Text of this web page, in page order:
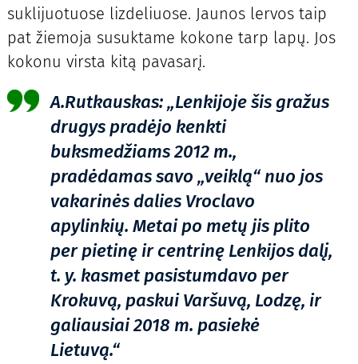
suklijuotuose lizdeliuose. Jaunos lervos taip
pat žiemoja susuktame kokone tarp lapų. Jos
kokonu virsta kitą pavasarį.
A.Rutkauskas: „Lenkijoje šis gražus
drugys pradėjo kenkti
buksmedžiams 2012 m.,
pradėdamas savo „veiklą“ nuo jos
vakarinės dalies Vroclavo
apylinkių. Metai po metų jis plito
per pietinę ir centrinę Lenkijos dalį,
t. y. kasmet pasistumdavo per
Krokuvą, paskui Varšuvą, Lodzę, ir
galiausiai 2018 m. pasiekė
Lietuvą.“